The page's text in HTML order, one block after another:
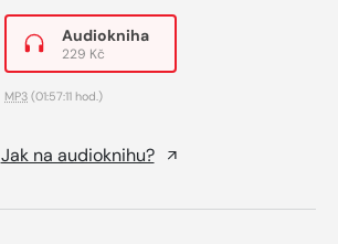
Audiokniha
229 Kč
MP3 (01:57:11 hod.)
Jak na audioknihu?